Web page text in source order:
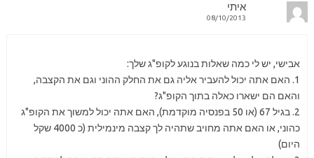
איתי
08/10/2013
אבישי, יש לי כמה שאלות בנוגע לקופ"ג שלך:
1. האם אתה יכול להעביר אליה גם את החלק ההוני וגם את הקצבה,
והאם הם ישארו כאלה בתוך הקופ"ג?
2. בגיל 67 (או 50 בפנסיה מוקדמת), האם אתה יכול למשוך את הקופ"ג
כהוני, או האם אתה מחויב שתהיה לך קצבה מינמילית (כ 4000 שקל
היום)